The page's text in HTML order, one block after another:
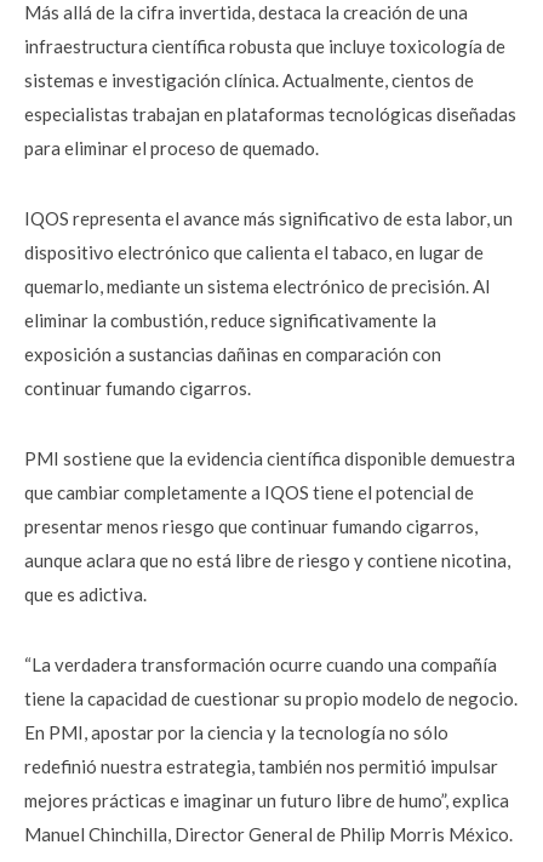
Más allá de la cifra invertida, destaca la creación de una
infraestructura científica robusta que incluye toxicología de
sistemas e investigación clínica. Actualmente, cientos de
especialistas trabajan en plataformas tecnológicas diseñadas
para eliminar el proceso de quemado.
IQOS representa el avance más significativo de esta labor, un
dispositivo electrónico que calienta el tabaco, en lugar de
quemarlo, mediante un sistema electrónico de precisión. Al
eliminar la combustión, reduce significativamente la
exposición a sustancias dañinas en comparación con
continuar fumando cigarros.
PMI sostiene que la evidencia científica disponible demuestra
que cambiar completamente a IQOS tiene el potencial de
presentar menos riesgo que continuar fumando cigarros,
aunque aclara que no está libre de riesgo y contiene nicotina,
que es adictiva.
“La verdadera transformación ocurre cuando una compañía
tiene la capacidad de cuestionar su propio modelo de negocio.
En PMI, apostar por la ciencia y la tecnología no sólo
redefinió nuestra estrategia, también nos permitió impulsar
mejores prácticas e imaginar un futuro libre de humo”, explica
Manuel Chinchilla, Director General de Philip Morris México.